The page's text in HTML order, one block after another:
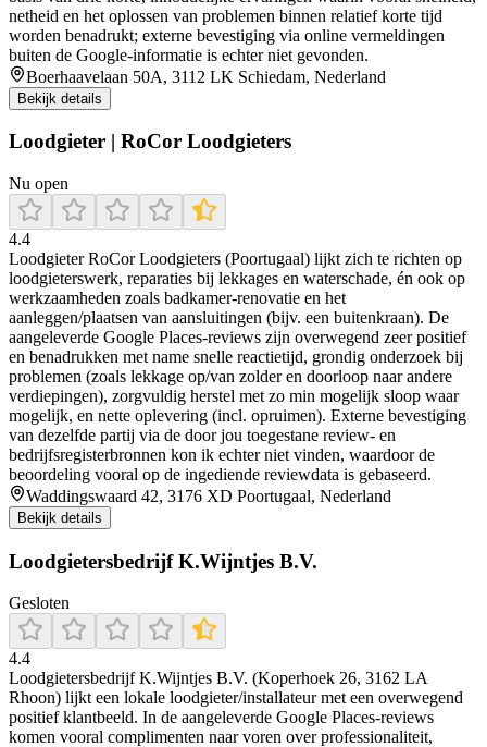
netheid en het oplossen van problemen binnen relatief korte tijd
worden benadrukt; externe bevestiging via online vermeldingen
buiten de Google-informatie is echter niet gevonden.
Boerhaavelaan 50A, 3112 LK Schiedam, Nederland
Bekijk details
Loodgieter | RoCor Loodgieters
Nu open
4.4
Loodgieter RoCor Loodgieters (Poortugaal) lijkt zich te richten op
loodgieterswerk, reparaties bij lekkages en waterschade, én ook op
werkzaamheden zoals badkamer-renovatie en het
aanleggen/plaatsen van aansluitingen (bijv. een buitenkraan). De
aangeleverde Google Places-reviews zijn overwegend zeer positief
en benadrukken met name snelle reactietijd, grondig onderzoek bij
problemen (zoals lekkage op/van zolder en doorloop naar andere
verdiepingen), zorgvuldig herstel met zo min mogelijk sloop waar
mogelijk, en nette oplevering (incl. opruimen). Externe bevestiging
van dezelfde partij via de door jou toegestane review- en
bedrijfsregisterbronnen kon ik echter niet vinden, waardoor de
beoordeling vooral op de ingediende reviewdata is gebaseerd.
Waddingswaard 42, 3176 XD Poortugaal, Nederland
Bekijk details
Loodgietersbedrijf K.Wijntjes B.V.
Gesloten
4.4
Loodgietersbedrijf K.Wijntjes B.V. (Koperhoek 26, 3162 LA
Rhoon) lijkt een lokale loodgieter/installateur met een overwegend
positief klantbeeld. In de aangeleverde Google Places-reviews
komen vooral complimenten naar voren over professionaliteit,